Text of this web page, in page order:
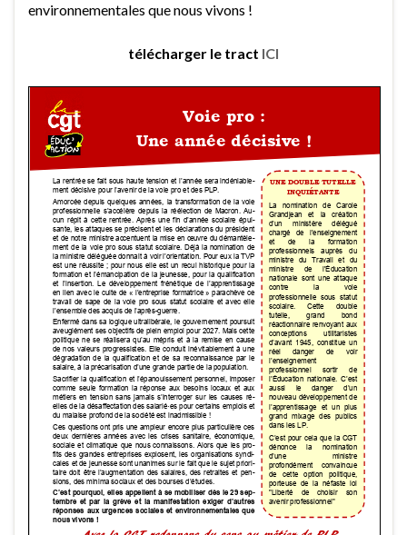
environnementales que nous vivons !
télécharger le tract ICI